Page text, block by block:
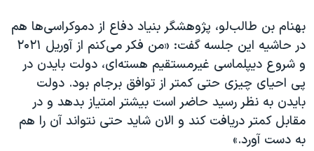
بهنام بن‌ طالب‌لو، پژوهشگر بنیاد دفاع از دموکراسی‌ها هم
در حاشیه این جلسه گفت: «من فکر می‌کنم از آوریل ۲۰۲۱
و شروع دیپلماسی غیرمستقیم هسته‌ای، دولت بایدن در
پی احیای چیزی حتی کمتر از توافق برجام بود. دولت
بایدن به نظر رسید حاضر است بیشتر امتیاز بدهد و در
مقابل کمتر دریافت کند و الان شاید حتی نتواند آن را هم
به دست آورد.»